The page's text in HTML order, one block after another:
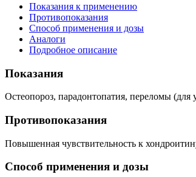
Показания к применению
Противопоказания
Способ применения и дозы
Аналоги
Подробное описание
Показания
Остеопороз, парадонтопатия, переломы (для
Противопоказания
Повышенная чувствительность к
Способ применения и дозы